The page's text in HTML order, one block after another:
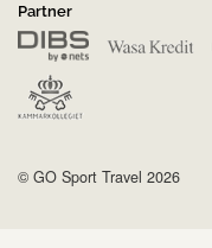
Partner
© GO Sport Travel 2026